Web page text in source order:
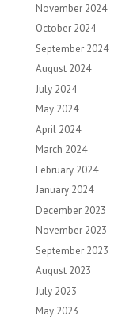
November 2024
October 2024
September 2024
August 2024
July 2024
May 2024
April 2024
March 2024
February 2024
January 2024
December 2023
November 2023
September 2023
August 2023
July 2023
May 2023